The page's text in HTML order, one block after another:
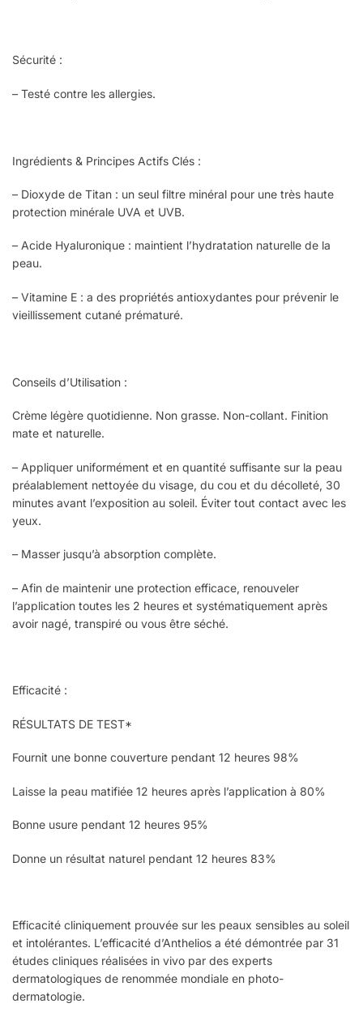
Sécurité :
– Testé contre les allergies.
Ingrédients & Principes Actifs Clés :
– Dioxyde de Titan : un seul filtre minéral pour une très haute
protection minérale UVA et UVB.
– Acide Hyaluronique : maintient l’hydratation naturelle de la
peau.
– Vitamine E : a des propriétés antioxydantes pour prévenir le
vieillissement cutané prématuré.
Conseils d’Utilisation :
Crème légère quotidienne. Non grasse. Non-collant. Finition
mate et naturelle.
– Appliquer uniformément et en quantité suffisante sur la peau
préalablement nettoyée du visage, du cou et du décolleté, 30
minutes avant l’exposition au soleil. Éviter tout contact avec les
yeux.
– Masser jusqu’à absorption complète.
– Afin de maintenir une protection efficace, renouveler
l’application toutes les 2 heures et systématiquement après
avoir nagé, transpiré ou vous être séché.
Efficacité :
RÉSULTATS DE TEST*
Fournit une bonne couverture pendant 12 heures 98%
Laisse la peau matifiée 12 heures après l’application à 80%
Bonne usure pendant 12 heures 95%
Donne un résultat naturel pendant 12 heures 83%
Efficacité cliniquement prouvée sur les peaux sensibles au soleil
et intolérantes. L’efficacité d’Anthelios a été démontrée par 31
études cliniques réalisées in vivo par des experts
dermatologiques de renommée mondiale en photo-
dermatologie.